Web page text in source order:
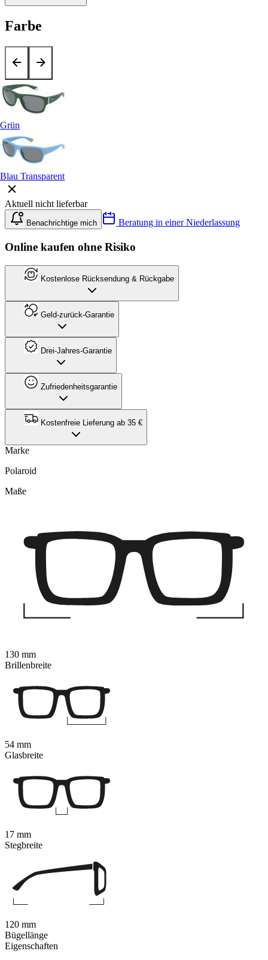
Farbe
Grün
Blau Transparent
Aktuell nicht lieferbar
Benachrichtige mich Beratung in einer Niederlassung
Online kaufen ohne Risiko
Kostenlose Rücksendung & Rückgabe
Geld-zurück-Garantie
Drei-Jahres-Garantie
Zufriedenheitsgarantie
Kostenfreie Lieferung ab 35 €
Marke
Polaroid
Eigenschaften
Maße
130 mm
Brillenbreite
54 mm
Glasbreite
17 mm
Stegbreite
120 mm
Bügellänge